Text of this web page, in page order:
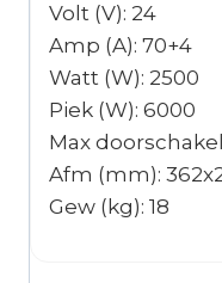
Volt (V): 24
Amp (A): 70+4
Watt (W): 2500
Piek (W): 6000
Max
Afm (mm):
Gew (kg): 18